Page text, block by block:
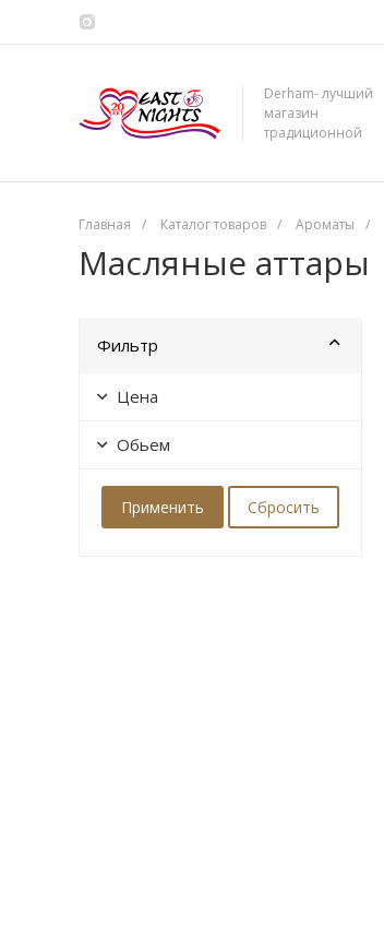
Derham- лучший
магазин
традиционной
Главная / Каталог товаров / Ароматы /
Масляные аттары
Фильтр
Цена
Обьем